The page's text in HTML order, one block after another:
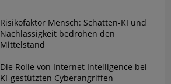
Risikofaktor Mensch: Schatten-KI und
Nachlässigkeit bedrohen den
Mittelstand
Die Rolle von Internet Intelligence bei
KI-gestützten Cyberangriffen